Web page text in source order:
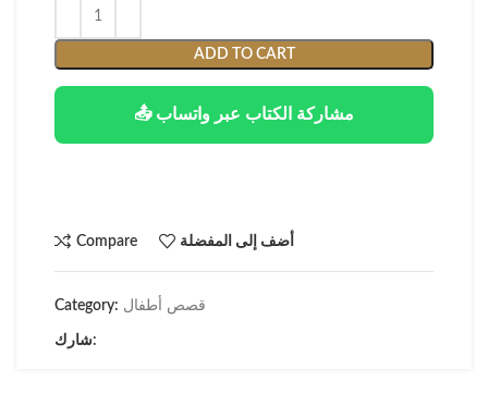
ADD TO CART
📤 مشاركة الكتاب عبر واتساب
Compare أضف إلى المفضلة
Category: قصص أطفال
شارك: